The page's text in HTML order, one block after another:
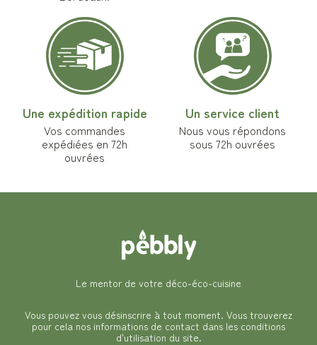
Une expédition rapide
Vos commandes
expédiées en 72h
ouvrées
Un service client
Nous vous répondons
sous 72h ouvrées
Le mentor de votre déco-éco-cuisine
Vous pouvez vous désinscrire à tout moment. Vous trouverez
pour cela nos informations de contact dans les conditions
d'utilisation du site.